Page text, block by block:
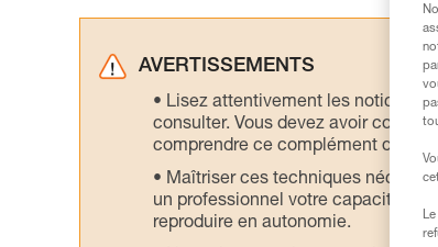
AVERTISSEMENTS
Lisez attentivement les notices
consulter. Vous devez avoir
comprendre ce complément
Maîtriser ces techniques
un professionnel votre capacité à
reproduire en autonomie.